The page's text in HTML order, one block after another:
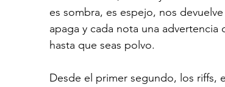
es sombra, es espejo, nos
apaga y cada nota una
hasta que seas polvo.
Desde el primer segundo, los riffs,